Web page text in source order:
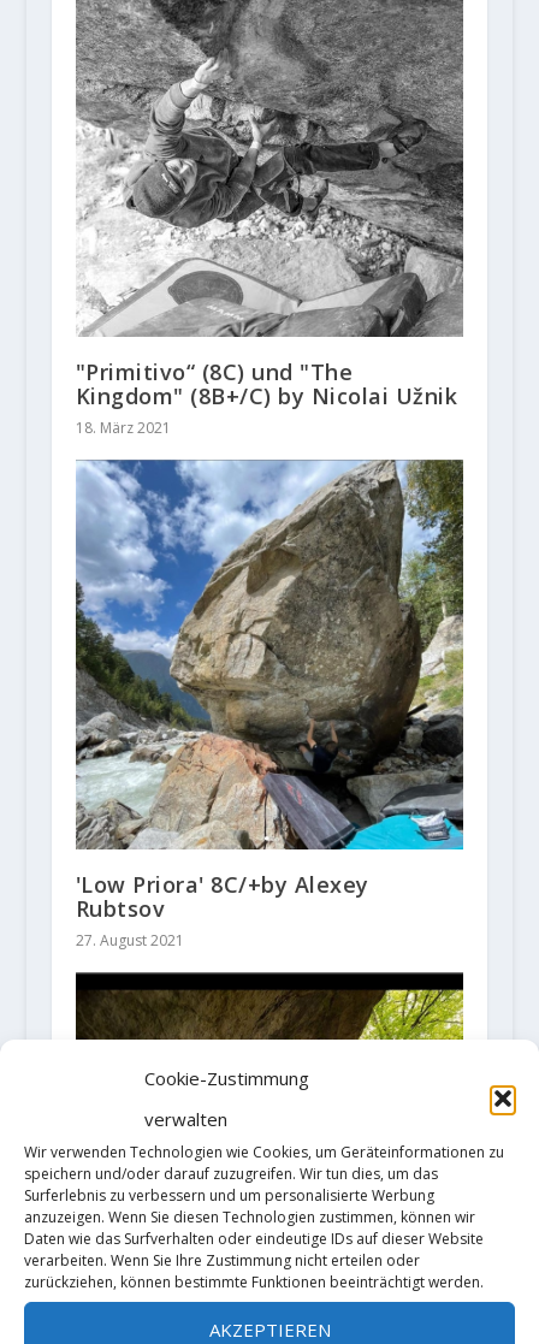
Cookie-Zustimmung
verwalten
Wir verwenden Technologien wie Cookies, um Geräteinformationen zu
speichern und/oder darauf zuzugreifen. Wir tun dies, um das
Surferlebnis zu verbessern und um personalisierte Werbung
anzuzeigen. Wenn Sie diesen Technologien zustimmen, können wir
Daten wie das Surfverhalten oder eindeutige IDs auf dieser Website
verarbeiten. Wenn Sie Ihre Zustimmung nicht erteilen oder
zurückziehen, können bestimmte Funktionen beeinträchtigt werden.
AKZEPTIEREN
"Primitivo“ (8C) und "The
Kingdom" (8B+/C) by Nicolai Užnik
18. März 2021
'Low Priora' 8C/+by Alexey
Rubtsov
27. August 2021
Max Räuber holt sich die 3.
Begehung von „Half-Life“ (8C)